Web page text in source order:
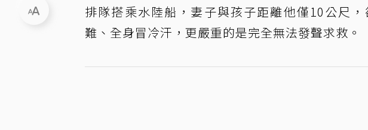
排隊搭乘水陸船，妻子與孩子距離他僅10公尺
難、全身冒冷汗，更嚴重的是完全無法發聲求救。